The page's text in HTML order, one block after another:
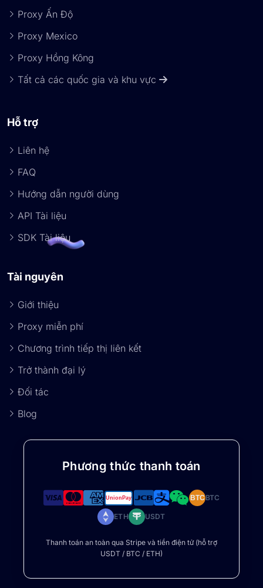
Proxy Ấn Độ
Proxy Mexico
Proxy Hồng Kông
Tất cả các quốc gia và khu vực
Hỗ trợ
Liên hệ
FAQ
Hướng dẫn người dùng
API Tài liệu
SDK Tài liệu
Tài nguyên
Giới thiệu
Proxy miễn phí
Chương trình tiếp thị liên kết
Trở thành đại lý
Đối tác
Blog
Phương thức thanh toán
BTCBTC
ETH USDT
Thanh toán an toàn qua Stripe và tiền điện tử (hỗ trợ
USDT / BTC / ETH)